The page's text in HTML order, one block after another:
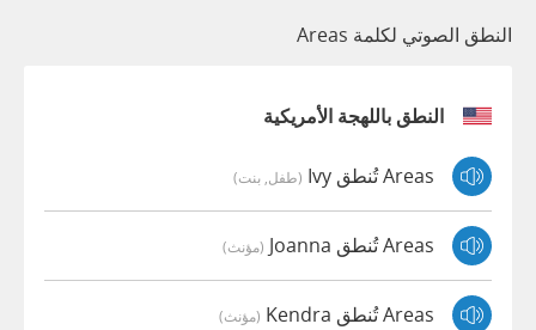
النطق الصوتي لكلمة Areas
النطق باللهجة الأمريكية
Areas تُنطق Ivy (طفل, بنت)
Areas تُنطق Joanna (مؤنث)
Areas تُنطق Kendra (مؤنث)